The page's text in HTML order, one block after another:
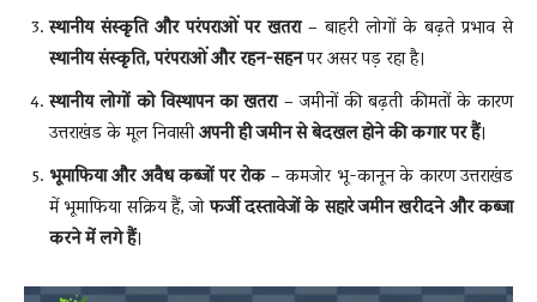
स्थानीय संस्कृति और परंपराओं पर खतरा– बाहरी लोगों के बढ़ते प्रभाव से
स्थानीय संस्कृति, परंपराओं और रहन-सहनपर असर पड़ रहा है।
स्थानीय लोगों को विस्थापन का खतरा– जमीनों की बढ़ती कीमतों के कारण
उत्तराखंड के मूल निवासीअपनी ही जमीन से बेदखल होने की कगार पर हैं।
भूमाफिया और अवैध कब्जों पर रोक– कमजोर भू-कानून के कारण उत्तराखंड
में भूमाफिया सक्रिय हैं, जोफर्जी दस्तावेजों के सहारे जमीन खरीदने और कब्जा
करने में लगे हैं।